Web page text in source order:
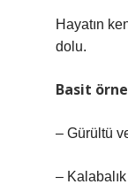
Hayatın
dolu.
Basit
– Gürültü
– Kalabalık